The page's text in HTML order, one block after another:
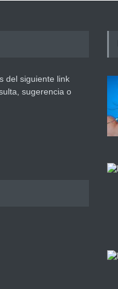
del siguiente link
sugerencia o